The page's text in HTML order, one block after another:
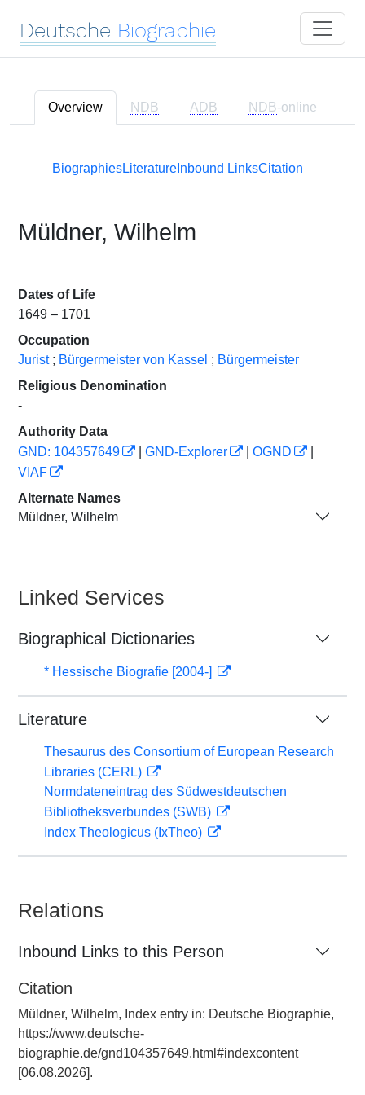
Deutsche Biographie
Overview NDB ADB NDB-online
BiographiesLiterature Inbound LinksCitation
Müldner, Wilhelm
Dates of Life
1649 – 1701
Occupation
Jurist ; Bürgermeister von Kassel ; Bürgermeister
Religious Denomination
-
Authority Data
GND: 104357649
GND-Explorer OGND
VIAF
Alternate Names
Müldner, Wilhelm
Linked Services
Biographical Dictionaries
* Hessische Biografie [2004-]
Literature
Thesaurus des Consortium of European Research
Libraries (CERL)
Normdateneintrag des Südwestdeutschen
Bibliotheksverbundes (SWB)
Index Theologicus (IxTheo)
Relations
Inbound Links to this Person
Citation
Müldner, Wilhelm, Index entry in: Deutsche Biographie,
https://www.deutsche-
biographie.de/gnd104357649.html#indexcontent
[06.08.2026].